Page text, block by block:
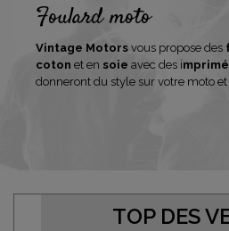
Foulard moto
Vintage Motors vous propose des
coton et en soie avec des i
donneront du style sur votre moto et
TOP DES